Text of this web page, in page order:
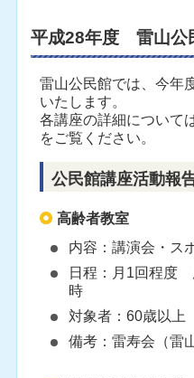
平成28年度 雷山
雷山公民館では、今年
いたします。
各講座の詳細について
をご覧ください。
公民館講座活動報
高齢者教室
内容：講演会・ス
日程：月1回程度
時
対象者：60歳以上
備考：雷寿会（雷